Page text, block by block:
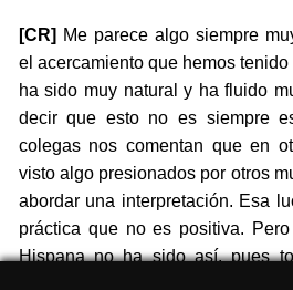
[CR] Me parece algo siempre
el acercamiento que hemos
ha sido muy natural y ha fluido
decir que esto no es siempre
colegas nos comentan que en
visto algo presionados por otros
abordar una interpretación. Esa
práctica que no es positiva.
Hispana no ha sido así, pues